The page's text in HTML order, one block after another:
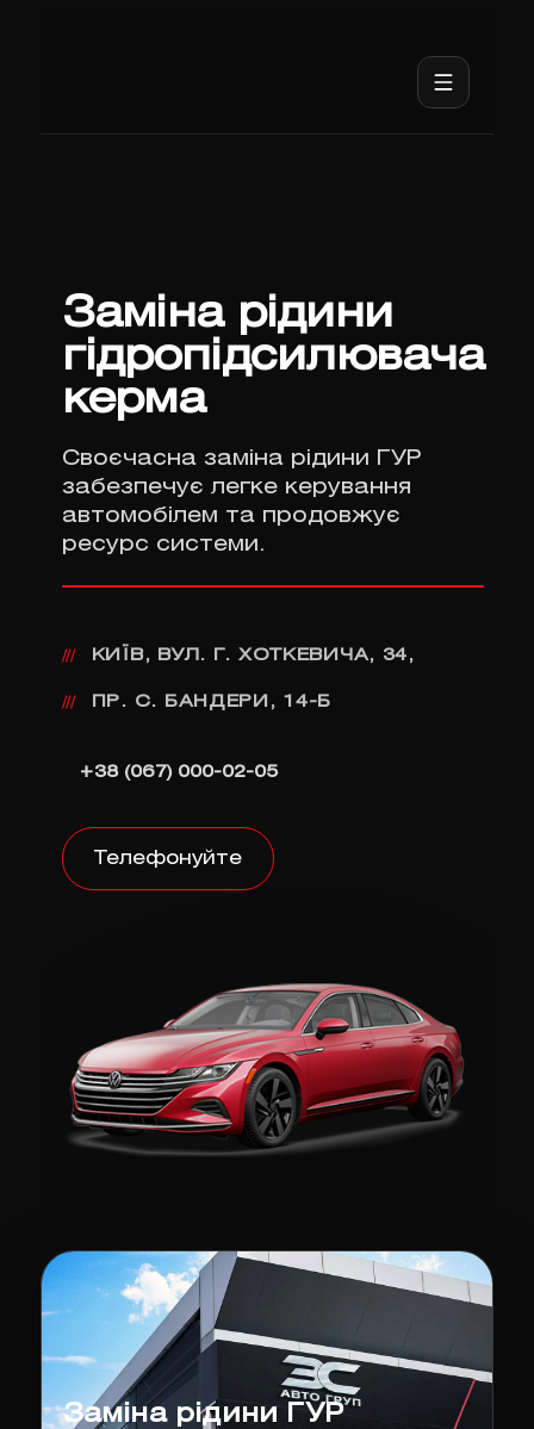
Заміна рідини
гідропідсилювача
керма
Своєчасна заміна рідини ГУР
забезпечує легке керування
автомобілем та продовжує
ресурс системи.
/// КИЇВ, ВУЛ. Г. ХОТКЕВИЧА, 34,
/// ПР. С. БАНДЕРИ, 14-Б
+38 (067) 000-02-05
Телефонуйте
Заміна рідини ГУР